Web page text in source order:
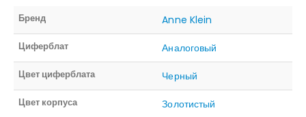
Бренд Anne Klein
Циферблат Аналоговый
Цвет циферблата Черный
Цвет корпуса Золотистый